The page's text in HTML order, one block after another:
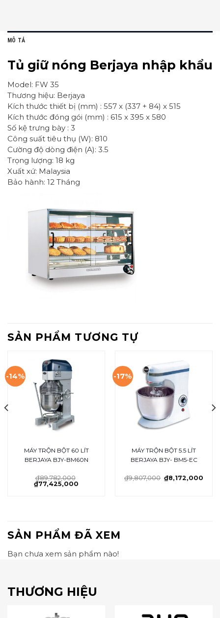
MÔ TẢ
Tủ giữ nóng Berjaya nhập khẩu
Model: FW 35
Thương hiệu: Berjaya
Kích thước thiết bị (mm) : 557 x (337 + 84) x 515
Kích thước đóng gói (mm) : 615 x 395 x 580
Số kệ trưng bày : 3
Công suất tiêu thụ (W): 810
Cường độ dòng điện (A): 3.5
Trọng lượng: 18 kg
Xuất xứ: Malaysia
Bảo hành: 12 Tháng
SẢN PHẨM TƯƠNG TỰ
-14%
MÁY TRỘN BỘT 60 LÍT
BERJAYA BJY-BM60N
₫89,782,000
₫77,425,000
-17%
MÁY TRỘN BỘT 5.5 LÍT
BERJAYA BJY- BM5-EC
₫9,807,000 ₫8,172,000
SẢN PHẨM ĐÃ XEM
Bạn chưa xem sản phẩm nào!
THƯƠNG HIỆU